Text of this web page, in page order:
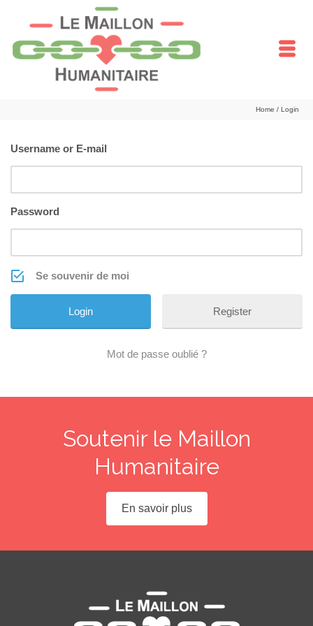
Home / Login
Username or E-mail
Password
Se souvenir de moi
Register
Mot de passe oublié ?
Soutenir le Maillon
Humanitaire
En savoir plus